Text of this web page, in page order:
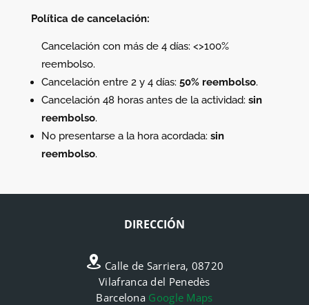
Política de cancelación:
Cancelación con más de 4 días: <>100%
reembolso.
Cancelación entre 2 y 4 días: 50% reembolso.
Cancelación 48 horas antes de la actividad: sin
reembolso.
No presentarse a la hora acordada: sin
reembolso.
DIRECCIÓN
Calle de Sarriera, 08720
Vilafranca del Penedès
Barcelona Google Maps